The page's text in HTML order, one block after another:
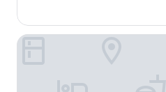
nhận
xét)
ibis budget Malaga